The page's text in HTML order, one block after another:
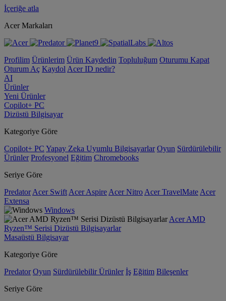
İçeriğe atla
Acer Markaları
Profilim Ürünlerim Ürün Kaydedin Topluluğum Oturumu Kapat
Oturum Aç Kaydol Acer ID nedir?
AI
Ürünler
Yeni Ürünler
Copilot+ PC
Dizüstü Bilgisayar
Kategoriye Göre
Copilot+ PC Yapay Zeka Uyumlu Bilgisayarlar Oyun Sürdürülebilir
Ürünler Profesyonel Eğitim Chromebooks
Seriye Göre
Predator Acer Swift Acer Aspire Acer Nitro Acer TravelMate Acer
Extensa
Windows
Acer AMD
Ryzen™ Serisi Dizüstü Bilgisayarlar
Masaüstü Bilgisayar
Kategoriye Göre
Predator Oyun Sürdürülebilir Ürünler İş Eğitim Bileşenler
Seriye Göre